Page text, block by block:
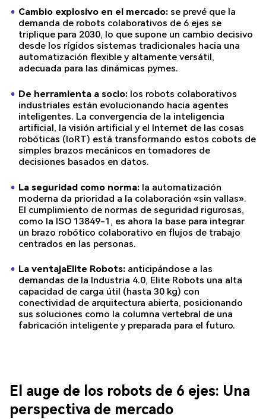
Cambio explosivo en el mercado: se prevé que la
demanda de robots colaborativos de 6 ejes se
triplique para 2030, lo que supone un cambio decisivo
desde los rígidos sistemas tradicionales hacia una
automatización flexible y altamente versátil,
adecuada para las dinámicas pymes.
De herramienta a socio: los robots colaborativos
industriales están evolucionando hacia agentes
inteligentes. La convergencia de la inteligencia
artificial, la visión artificial y el Internet de las cosas
robóticas (IoRT) está transformando estos cobots de
simples brazos mecánicos en tomadores de
decisiones basados en datos.
La seguridad como norma: la automatización
moderna da prioridad a la colaboración «sin vallas».
El cumplimiento de normas de seguridad rigurosas,
como la ISO 13849-1, es ahora la base para integrar
un brazo robótico colaborativo en flujos de trabajo
centrados en las personas.
La ventajaElite Robots: anticipándose a las
demandas de la Industria 4.0, Elite Robots una alta
capacidad de carga útil (hasta 30 kg) con
conectividad de arquitectura abierta, posicionando
sus soluciones como la columna vertebral de una
fabricación inteligente y preparada para el futuro.
El auge de los robots de 6 ejes: Una
perspectiva de mercado